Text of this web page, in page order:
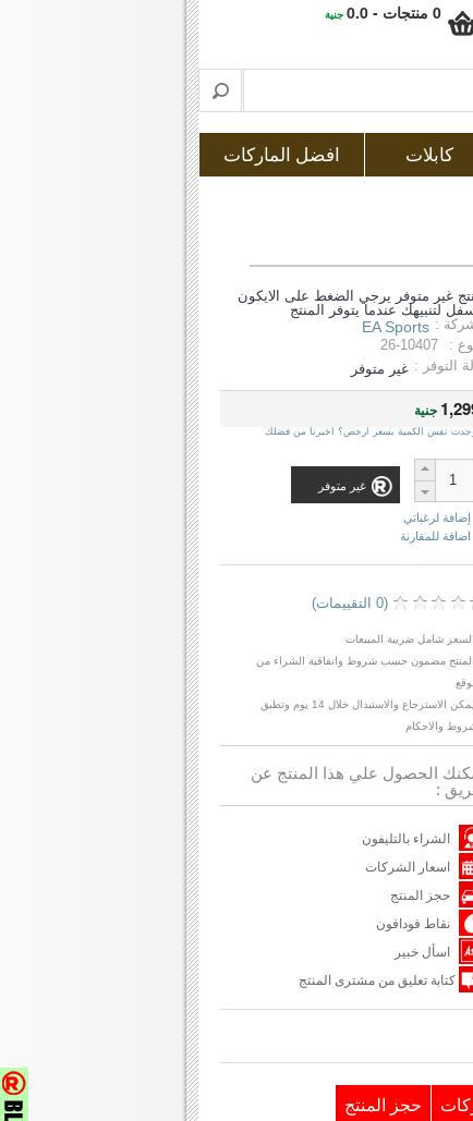
0 منتجات - 0.0 جنية
كابلات افضل الماركات
غير متوفر يرجي الضغط على الايكون
لتنبيهك عندما يتوفر المنتج
:
EA Sports
:
26-10407
التوفر : غير متوفر
جنية
نفس الكمية بسعر ارخص؟ اخبرنا من فضلك
غير متوفر
إضافة لرغباتي
اضافة للمقارنة
(0 التقييمات)
شامل ضريبة المبيعات
مضمون حسب شروط واتفاقية الشراء من
> يمكن الاسترجاع والاستبدال خلال 14 يوم وتطبق
والاحكام
الحصول علي هذا المنتج عن
:
الشراء بالتليفون
اسعار الشركات
حجز المنتج
نقاط فودافون
اسأل خبير
كتابة تعليق من مشترى المنتج
حجز المنتج